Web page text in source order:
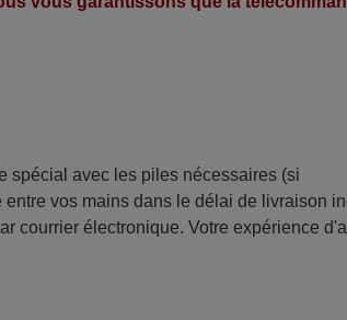
spécial avec les piles nécessaires (si
vos mains dans le délai de livraison
courrier électronique. Votre expérience